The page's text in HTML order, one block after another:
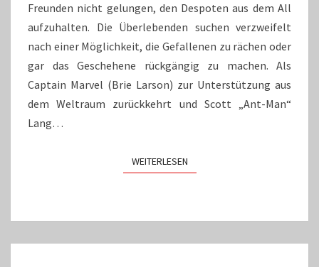
Freunden nicht gelungen, den Despoten aus dem All
aufzuhalten. Die Überlebenden suchen verzweifelt
nach einer Möglichkeit, die Gefallenen zu rächen oder
gar das Geschehene rückgängig zu machen. Als
Captain Marvel (Brie Larson) zur Unterstützung aus
dem Weltraum zurückkehrt und Scott „Ant-Man“
Lang…
WEITERLESENWEITERLESEN